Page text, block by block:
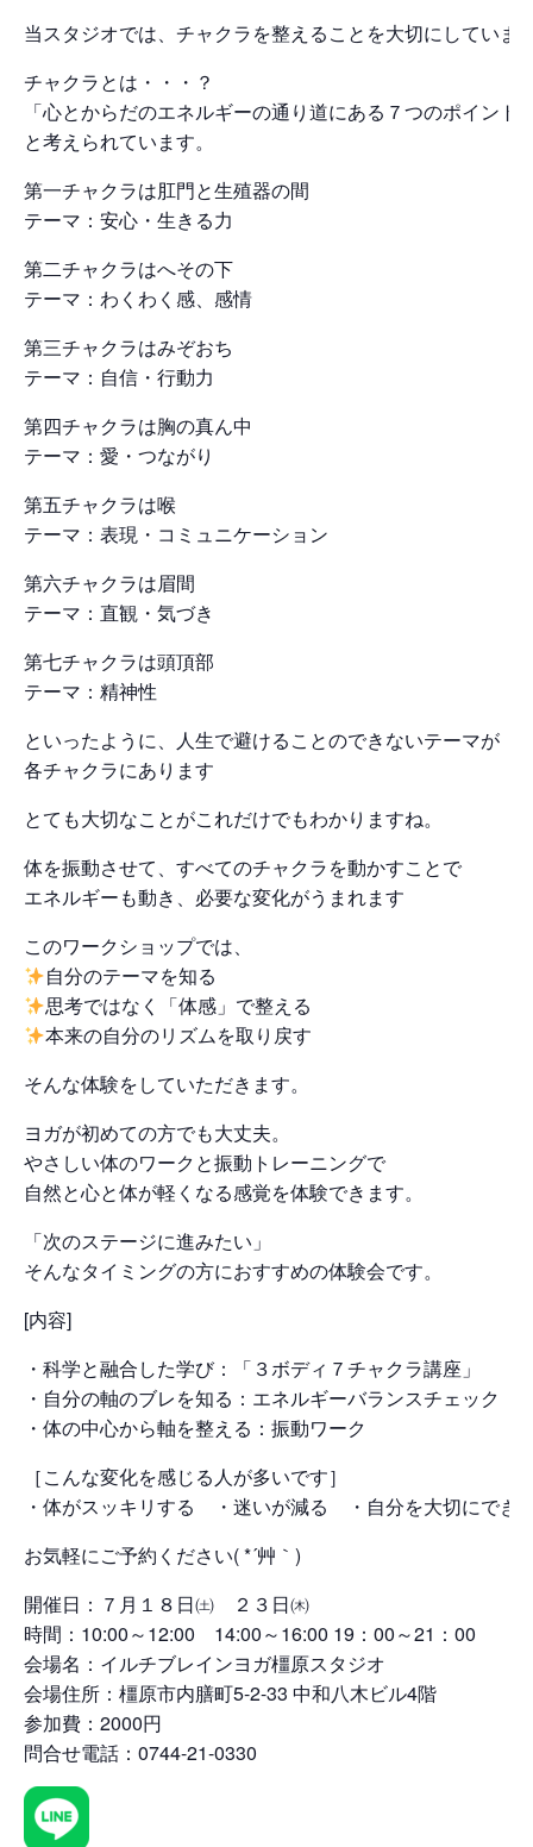
当スタジオでは、チャクラを整えることを大切にしていま
チャクラとは・・・？
「心とからだのエネルギーの通り道にある７つのポイント
と考えられています。
第一チャクラは肛門と生殖器の間
テーマ：安心・生きる力
第二チャクラはへその下
テーマ：わくわく感、感情
第三チャクラはみぞおち
テーマ：自信・行動力
第四チャクラは胸の真ん中
テーマ：愛・つながり
第五チャクラは喉
テーマ：表現・コミュニケーション
第六チャクラは眉間
テーマ：直観・気づき
第七チャクラは頭頂部
テーマ：精神性
といったように、人生で避けることのできないテーマが
各チャクラにあります
とても大切なことがこれだけでもわかりますね。
体を振動させて、すべてのチャクラを動かすことで
エネルギーも動き、必要な変化がうまれます
このワークショップでは、
自分のテーマを知る
思考ではなく「体感」で整える
本来の自分のリズムを取り戻す
そんな体験をしていただきます。
ヨガが初めての方でも大丈夫。
やさしい体のワークと振動トレーニングで
自然と心と体が軽くなる感覚を体験できます。
「次のステージに進みたい」
そんなタイミングの方におすすめの体験会です。
[内容]
・科学と融合した学び：「３ボディ７チャクラ講座」
・自分の軸のブレを知る：エネルギーバランスチェック
・体の中心から軸を整える：振動ワーク
［こんな変化を感じる人が多いです］
・体がスッキリする ・迷いが減る ・自分を大切にでき
お気軽にご予約ください( *´艸｀)
開催日：７月１８日㈯ ２３日㈭
時間：10:00～12:00 14:00～16:00 19：00～21：00
会場名：イルチブレインヨガ橿原スタジオ
会場住所：橿原市内膳町5-2-33 中和八木ビル4階
参加費：2000円
問合せ電話：0744-21-0330